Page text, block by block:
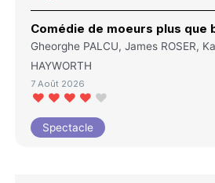
Comédie de moeurs plus que
Gheorghe PALCU, James ROSER,
HAYWORTH
7 Août 2026
Spectacle